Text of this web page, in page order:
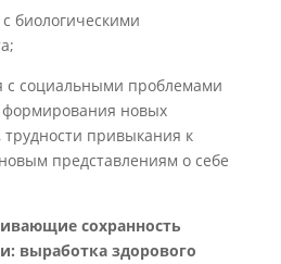
биологическими
с социальными проблемами
формирования новых
привыкания к
представлениям о себе
сохранность
выработка здорового